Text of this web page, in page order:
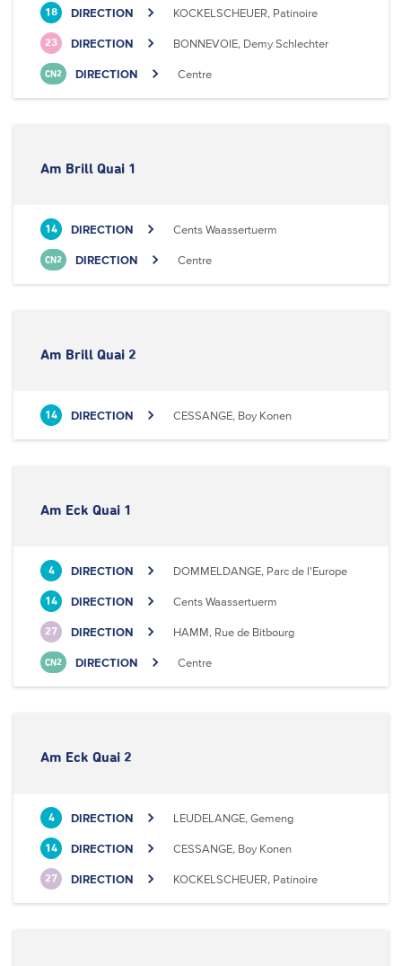
18 DIRECTION KOCKELSCHEUER, Patinoire
23 DIRECTION BONNEVOIE, Demy Schlechter
CN2 DIRECTION Centre
Am Brill Quai 1
14 DIRECTION Cents Waassertuerm
CN2 DIRECTION Centre
Am Brill Quai 2
14 DIRECTION CESSANGE, Boy Konen
Am Eck Quai 1
4 DIRECTION DOMMELDANGE, Parc de l'Europe
14 DIRECTION Cents Waassertuerm
27 DIRECTION HAMM, Rue de Bitbourg
CN2 DIRECTION Centre
Am Eck Quai 2
4 DIRECTION LEUDELANGE, Gemeng
14 DIRECTION CESSANGE, Boy Konen
27 DIRECTION KOCKELSCHEUER, Patinoire